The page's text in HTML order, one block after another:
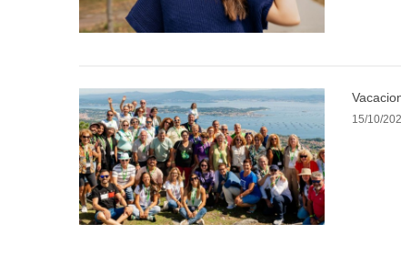
15/10/